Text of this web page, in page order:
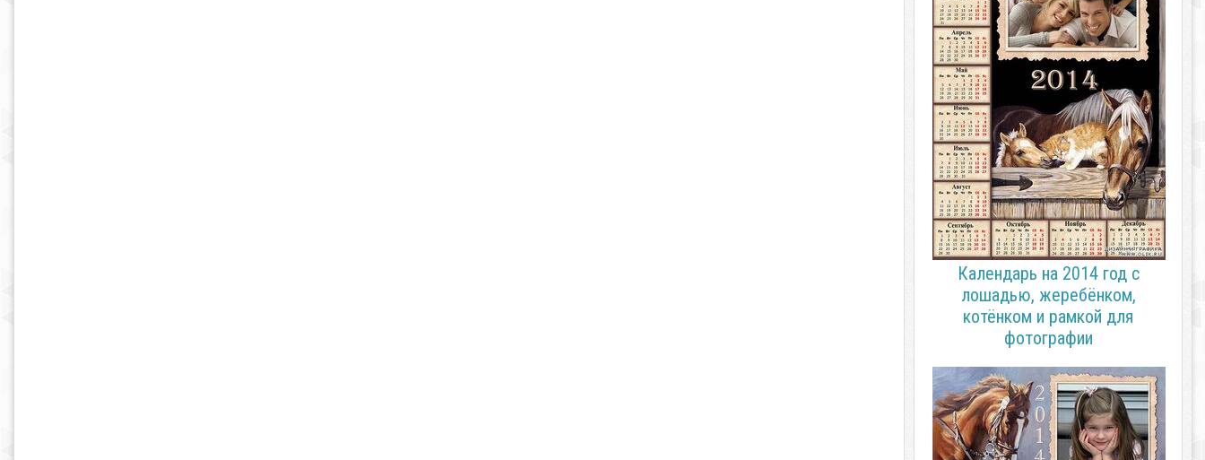
Календарь на 2014 год с
лошадью, жеребёнком,
котёнком и рамкой для
фотографии